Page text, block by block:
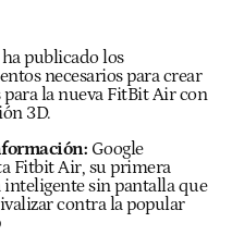
ha publicado los
necesarios para crear
para la nueva FitBit Air con
3D.
Google
Fitbit Air, su primera
inteligente sin pantalla que
contra la popular